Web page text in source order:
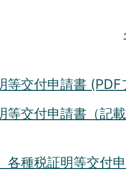
等交付申請書
等交付申請書（記
各種税証明等交付